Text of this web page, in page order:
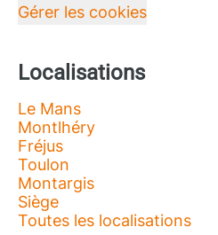
Gérer les cookies
Localisations
Le Mans
Montlhéry
Fréjus
Toulon
Montargis
Siège
Toutes les localisations